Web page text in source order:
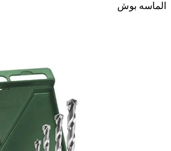
الماسه بوش